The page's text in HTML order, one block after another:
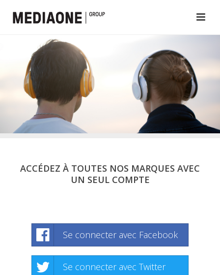
ACCÉDEZ À TOUTES NOS MARQUES AVEC
UN SEUL COMPTE
Se connecter avec Facebook
Se connecter avec Twitter